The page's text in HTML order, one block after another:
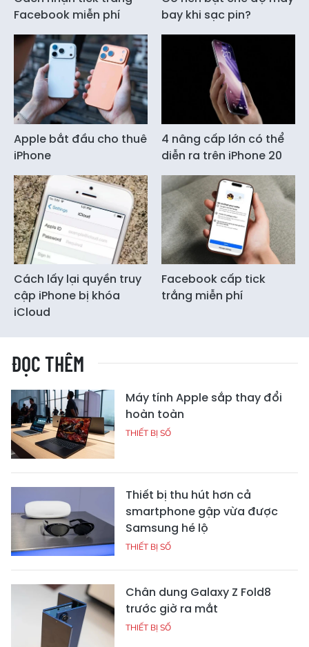
Facebook miễn phí
bay khi sạc pin?
Apple bắt đầu cho thuê
iPhone
4 nâng cấp lớn có thể
diễn ra trên iPhone 20
Cách lấy lại quyền truy
cập iPhone bị khóa
iCloud
Facebook cấp tick
trắng miễn phí
ĐỌC THÊM
Máy tính Apple sắp thay đổi
hoàn toàn
THIẾT BỊ SỐ
Thiết bị thu hút hơn cả
smartphone gập vừa được
Samsung hé lộ
THIẾT BỊ SỐ
Chân dung Galaxy Z Fold8
trước giờ ra mắt
THIẾT BỊ SỐ